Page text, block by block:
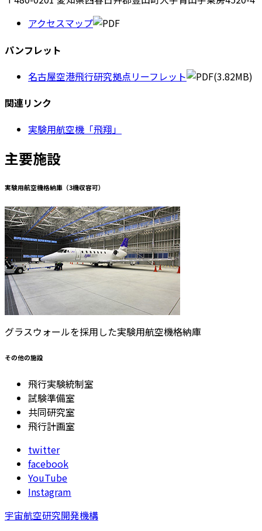
アクセスマップ
パンフレット
名古屋空港飛行研究拠点リーフレット
(3.82MB)
関連リンク
実験用航空機「飛翔」
主要施設
実験用航空機格納庫（3機収容可）
グラスウォールを採用した実験用航空機格納庫
その他の施設
飛行実験統制室
試験準備室
共同研究室
飛行計画室
twitter
facebook
YouTube
Instagram
宇宙航空研究開発機構